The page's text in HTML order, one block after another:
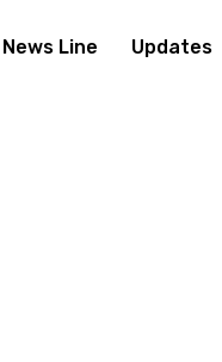
News Line Updates